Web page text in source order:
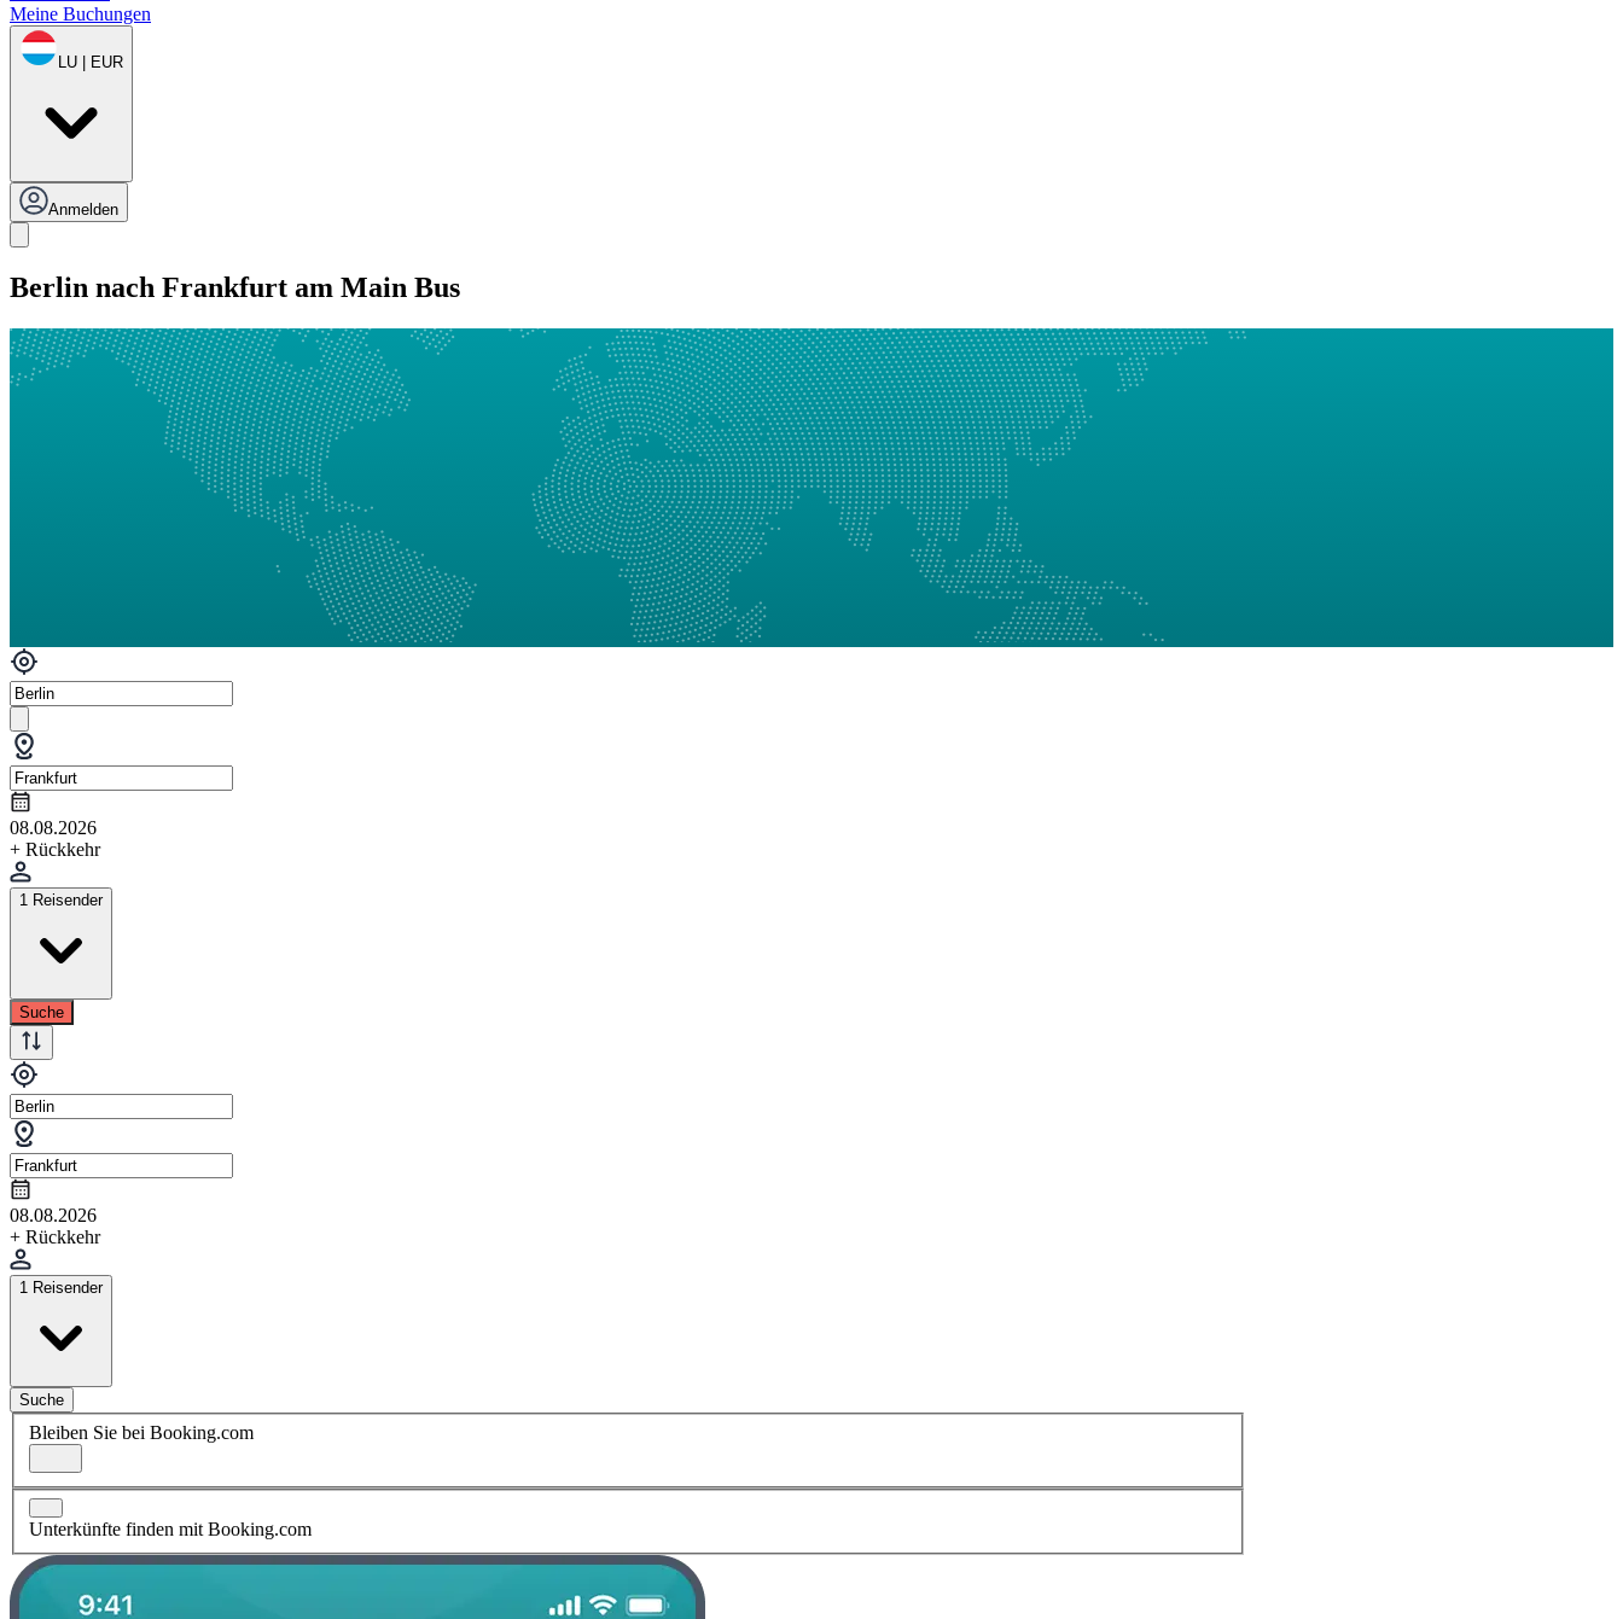
Meine Buchungen
LU | EUR
Anmelden
Berlin nach Frankfurt am Main Bus
08.08.2026
+ Rückkehr
1 Reisender
Suche
08.08.2026
+ Rückkehr
1 Reisender
Suche
Bleiben Sie bei Booking.com
Unterkünfte finden mit Booking.com